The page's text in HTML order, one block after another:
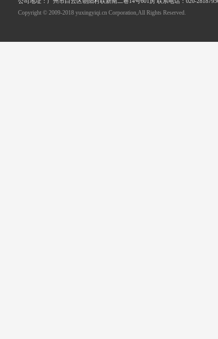
Copyright © 2009-2018 yuxingyiqi.cn Corporation,All Rights Reserved.